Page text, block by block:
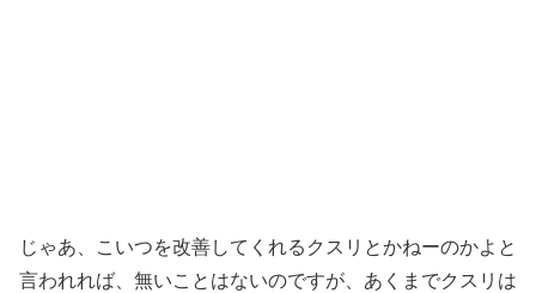
じゃあ、こいつを改善してくれるクスリとかねーのかよと
言われれば、無いことはないのですが、あくまでクスリは